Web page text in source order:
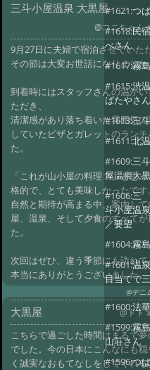
三斗小屋温泉 大黒屋
@コニちゃん
9月27日に夫婦で宿泊させていた
その節は大変お世話になりました
到着時にはスタッフさんの温か
ただき、
清潔感があり落ち着いた雰囲気
していたピザとガレットのラン
た。
「これが山小屋の料理？」と思
格的で、とても美味しかったです
自然と期待が高まる中、案内し
屋、温泉、そして夕食のすべて
た。
次回はぜひ、違う季節にも訪れて
本当にありがとうございました。
大黒屋 @トト
こちらで過ごした時間はまるで
でした。今の日本にこんなにも
く誠実なおもてなしをしてくれ
#1621:つ
#1618:民
べさん
#1617:霧
#1615:渋
ばたやさ
#1613:三
#1611:北
#1609:三
屋温泉大
#1606:三
斗小屋温
／要望
#1604:霧
#1601:温
目当てで
@デニ
#1600:法
#1599:霧
山荘さん
#1596:つ